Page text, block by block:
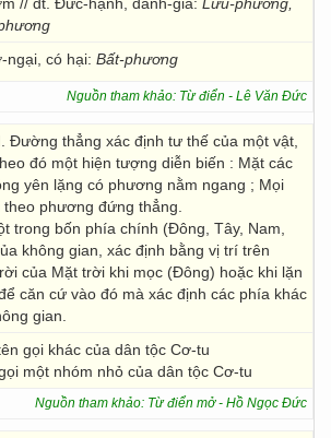
ngại, có hại: Bất-phương
Nguồn tham khảo: Từ điển - Lê Văn Đức
Đường thẳng xác định tư thế của một vật,
đó một hiện tượng diễn biến : Mặt các
yên lặng có phương nằm ngang ; Mọi
phương đứng thẳng.
trong bốn phía chính (Đông, Tây, Nam,
không gian, xác định bằng vị trí trên
của Mặt trời khi mọc (Đông) hoặc khi lặn
căn cứ vào đó mà xác định các phía khác
gian.
gọi khác của dân tộc Cơ-tu
một nhóm nhỏ của dân tộc Cơ-tu
Nguồn tham khảo: Từ điển mở - Hồ Ngọc Đức